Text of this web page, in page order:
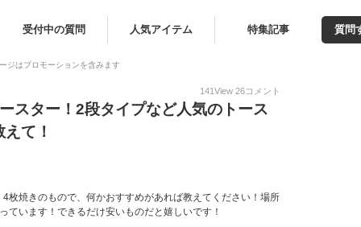
受付中の質問 人気アイテム 特集記事 質問
ジはプロモーションを含みます
141View 26コメント
スター！2段タイプなど人気のトース
て！
枚焼きのもので、何かおすすめがあれば教えてください！場所
います！できるだけ安いものだと嬉しいです！